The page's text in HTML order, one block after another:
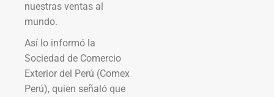
nuestras ventas al
mundo.
Así lo informó la
Sociedad de Comercio
Exterior del Perú (Comex
Perú), quien señaló que